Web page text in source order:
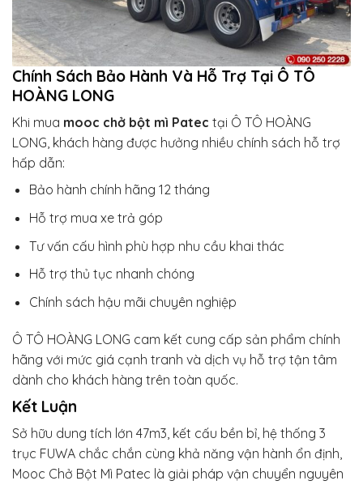
Chính Sách Bảo Hành Và Hỗ Trợ Tại Ô TÔ
HOÀNG LONG
Khi mua mooc chở bột mì Patec tại Ô TÔ HOÀNG
LONG, khách hàng được hưởng nhiều chính sách hỗ trợ
hấp dẫn:
Bảo hành chính hãng 12 tháng
Hỗ trợ mua xe trả góp
Tư vấn cấu hình phù hợp nhu cầu khai thác
Hỗ trợ thủ tục nhanh chóng
Chính sách hậu mãi chuyên nghiệp
Ô TÔ HOÀNG LONG cam kết cung cấp sản phẩm chính
hãng với mức giá cạnh tranh và dịch vụ hỗ trợ tận tâm
dành cho khách hàng trên toàn quốc.
Kết Luận
Sở hữu dung tích lớn 47m3, kết cấu bền bỉ, hệ thống 3
trục FUWA chắc chắn cùng khả năng vận hành ổn định,
Mooc Chở Bột Mì Patec là giải pháp vận chuyển nguyên